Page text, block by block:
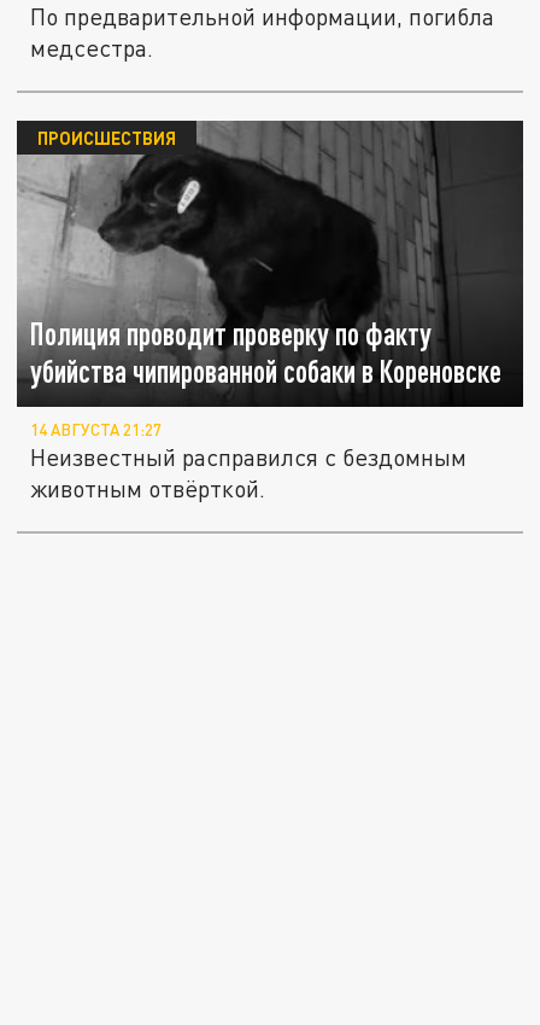
По предварительной информации, погибла
медсестра.
Полиция проводит проверку по факту
убийства чипированной собаки в Кореновске
ПРОИСШЕСТВИЯ
14 АВГУСТА 21:27
Неизвестный расправился с бездомным
животным отвёрткой.